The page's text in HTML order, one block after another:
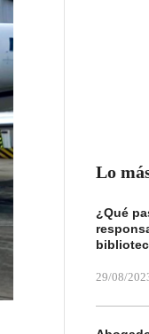
Lo
¿Qué
29/08/